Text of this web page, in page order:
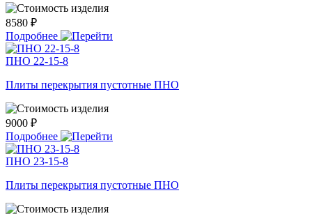
8580 ₽
Подробнее
ПНО 22-15-8
Плиты перекрытия пустотные ПНО
9000 ₽
Подробнее
ПНО 23-15-8
Плиты перекрытия пустотные ПНО